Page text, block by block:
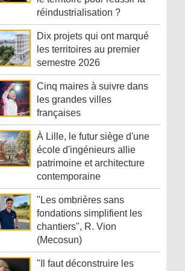
réindustrialisation ?
Dix projets qui ont marqué
les territoires au premier
semestre 2026
Cinq maires à suivre dans
les grandes villes
françaises
À Lille, le futur siège d'une
école d'ingénieurs allie
patrimoine et architecture
contemporaine
"Les ombrières sans
fondations simplifient les
chantiers", R. Vion
(Mecosun)
"Il faut déconstruire les